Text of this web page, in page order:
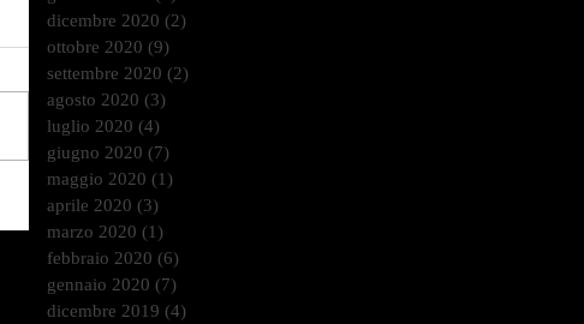
dicembre 2020 (2)
ottobre 2020 (9)
settembre 2020 (2)
agosto 2020 (3)
luglio 2020 (4)
giugno 2020 (7)
maggio 2020 (1)
aprile 2020 (3)
marzo 2020 (1)
febbraio 2020 (6)
gennaio 2020 (7)
dicembre 2019 (4)